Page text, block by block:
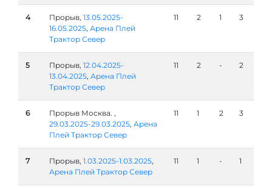
4 Прорыв, 13.05.2025-
16.05.2025, Арена Плей
Трактор Север
11 2 1 3
5 Прорыв, 12.04.2025-
13.04.2025, Арена Плей
Трактор Север
11 2 - 2
6
Прорыв Москва. ,
29.03.2025-29.03.2025, Арена
Плей Трактор Север
11 1 2 3
7 Прорыв, 1.03.2025-1.03.2025,
Арена Плей Трактор Север
11 1 - 1